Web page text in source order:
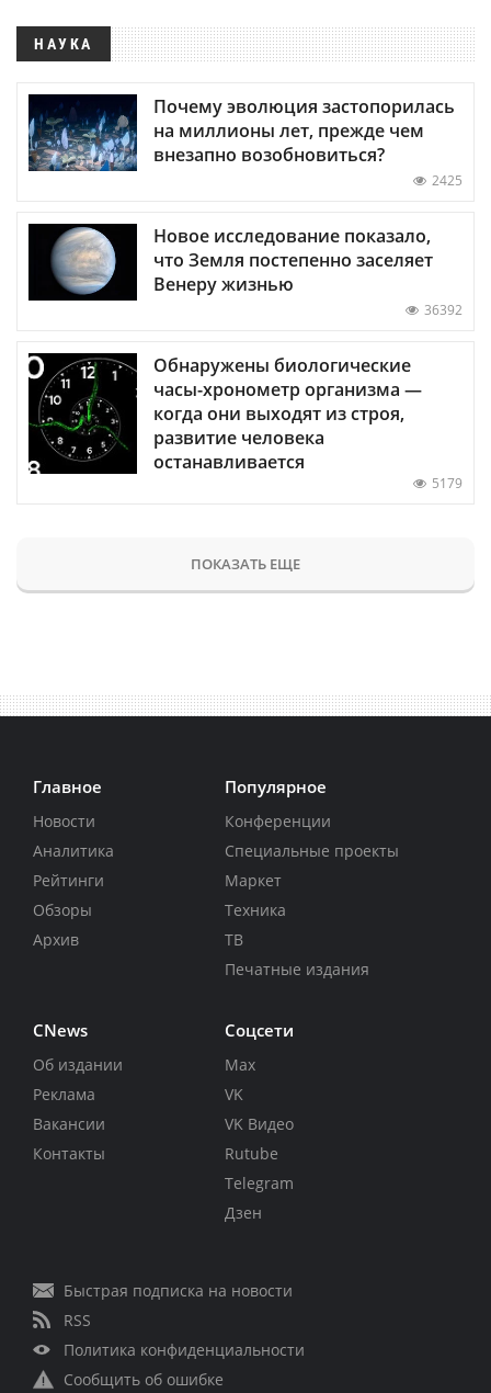
НАУКА
Почему эволюция застопорилась
на миллионы лет, прежде чем
внезапно возобновиться?
2425
Новое исследование показало,
что Земля постепенно заселяет
Венеру жизнью
36392
Обнаружены биологические
часы-хронометр организма —
когда они выходят из строя,
развитие человека
останавливается
5179
ПОКАЗАТЬ ЕЩЕ
Главное
Новости
Аналитика
Рейтинги
Обзоры
Архив
Популярное
Конференции
Специальные проекты
Маркет
Техника
ТВ
Печатные издания
CNews
Об издании
Реклама
Вакансии
Контакты
Соцсети
Max
VK
VK Видео
Rutube
Telegram
Дзен
Быстрая подписка на новости
RSS
Политика конфиденциальности
Сообщить об ошибке